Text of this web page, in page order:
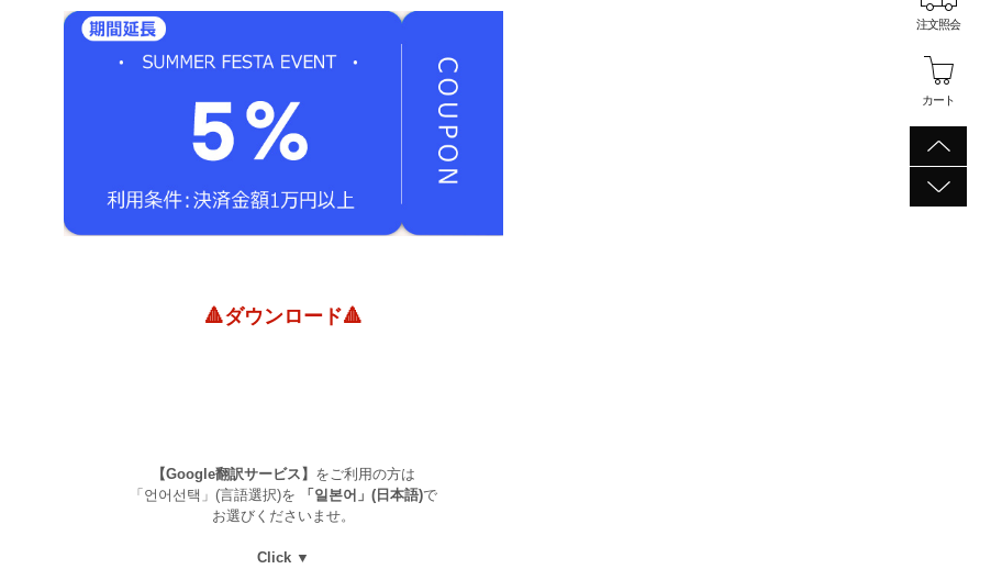
注文照会
カート
🔺ダウンロード🔺
【Google翻訳サービス】 をご利用の方は
「언어선택」(言語選択)を
「일본어」(日本語)で
お選びくださいませ。
Click ▼